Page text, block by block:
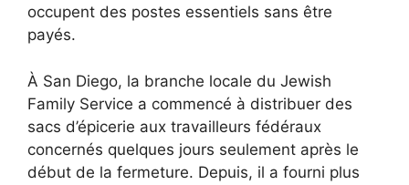
occupent des postes essentiels sans être
payés.
À San Diego, la branche locale du Jewish
Family Service a commencé à distribuer des
sacs d’épicerie aux travailleurs fédéraux
concernés quelques jours seulement après le
début de la fermeture. Depuis, il a fourni plus